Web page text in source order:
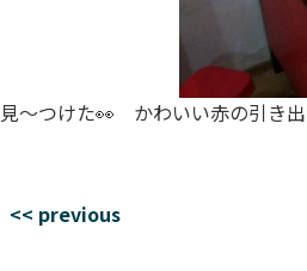
見～つけた👀 かわいい赤の引き
<< previous